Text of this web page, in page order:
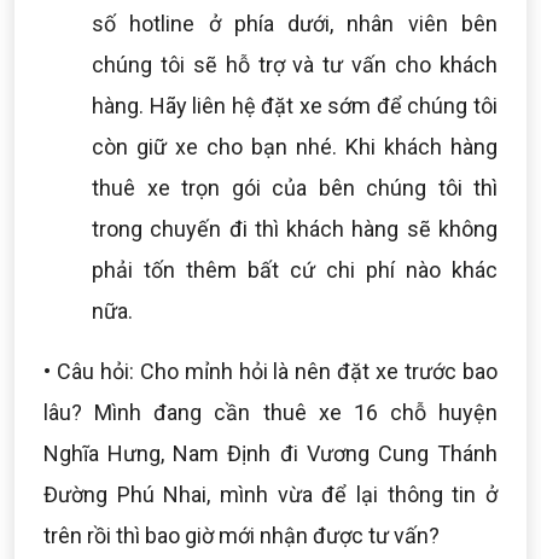
số hotline ở phía dưới, nhân viên bên
chúng tôi sẽ hỗ trợ và tư vấn cho khách
hàng. Hãy liên hệ đặt xe sớm để chúng tôi
còn giữ xe cho bạn nhé. Khi khách hàng
thuê xe trọn gói của bên chúng tôi thì
trong chuyến đi thì khách hàng sẽ không
phải tốn thêm bất cứ chi phí nào khác
nữa.
• Câu hỏi: Cho mỉnh hỏi là nên đặt xe trước bao
lâu? Mình đang cần thuê xe 16 chỗ huyện
Nghĩa Hưng, Nam Định đi Vương Cung Thánh
Đường Phú Nhai, mình vừa để lại thông tin ở
trên rồi thì bao giờ mới nhận được tư vấn?